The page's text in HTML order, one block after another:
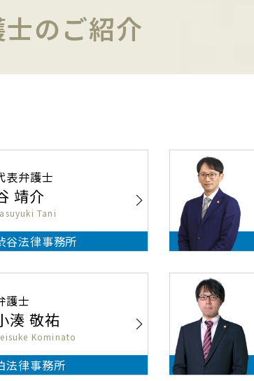
のご紹介
表弁護士
靖介
Tani
谷法律事務所
護士
湊 敬祐
Kominato
法律事務所